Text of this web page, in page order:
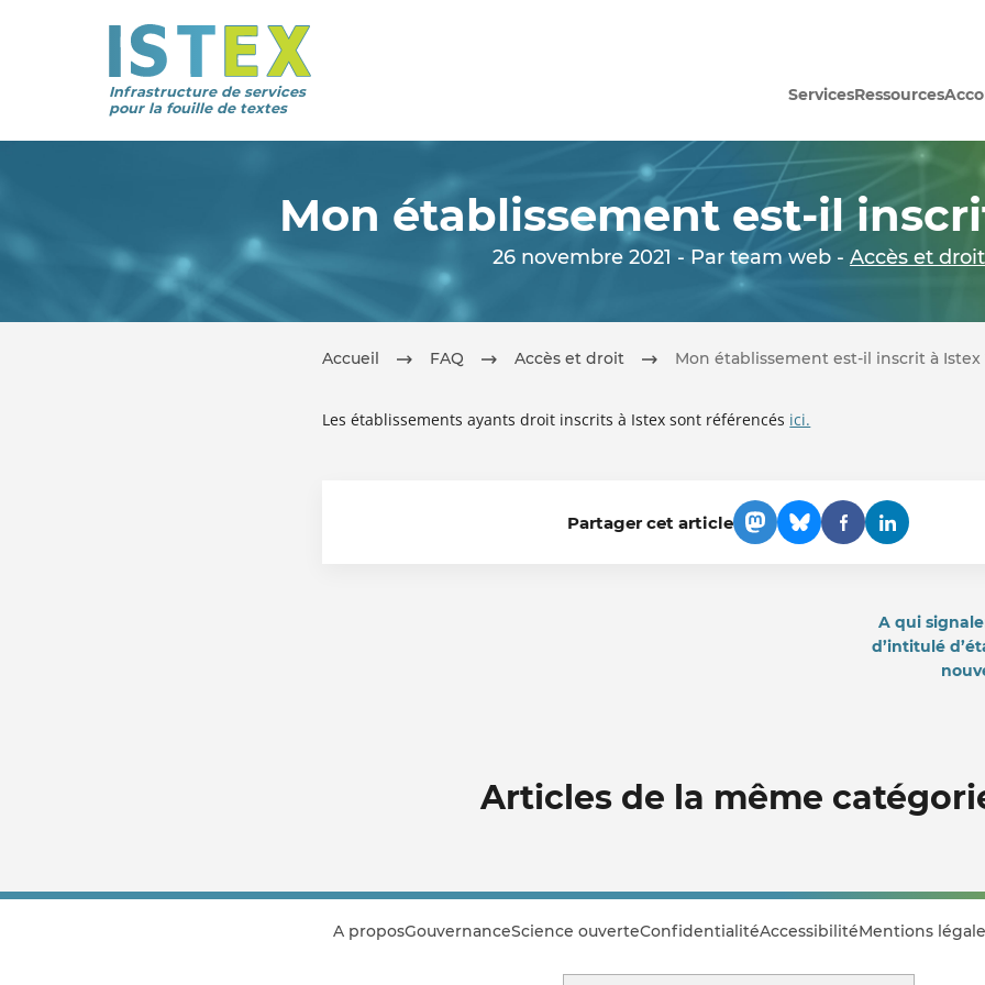
Infrastructure de services
pour la fouille de textes
ServicesRessources
Mon établissement est-il
26 novembre 2021 - Par team web - Accès et droit
Accueil FAQ Accès et droit Mon établissement est-il inscrit à Istex
Les établissements ayants droit inscrits à Istex sont référencés ici.
Partager cet article
A qui
d’intitulé
Articles de la même
A proposGouvernanceScience ouverteConfidentialitéAccessibilitéMentions